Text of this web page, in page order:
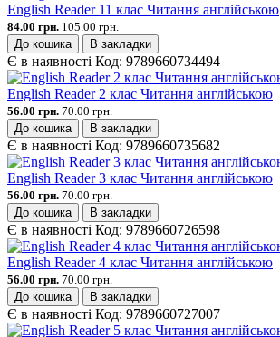
English Reader 11 клас Читання англійською
84.00 грн. 105.00 грн.
До кошика
В закладки
Є в наявності Код: 9789660734494
English Reader 2 клас Читання англійською
56.00 грн. 70.00 грн.
До кошика
В закладки
Є в наявності Код: 9789660735682
English Reader 3 клас Читання англійською
56.00 грн. 70.00 грн.
До кошика
В закладки
Є в наявності Код: 9789660726598
English Reader 4 клас Читання англійською
56.00 грн. 70.00 грн.
До кошика
В закладки
Є в наявності Код: 9789660727007